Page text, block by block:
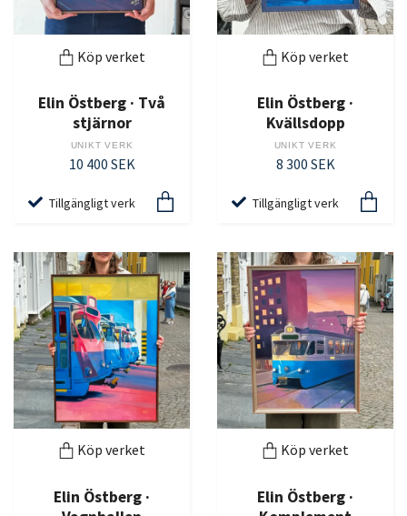
Köp verket
Elin Östberg · Två
stjärnor
UNIKT VERK
10 400 SEK
Tillgängligt verk
Köp verket
Elin Östberg ·
Kvällsdopp
UNIKT VERK
8 300 SEK
Tillgängligt verk
Köp verket
Elin Östberg ·
Köp verket
Elin Östberg ·